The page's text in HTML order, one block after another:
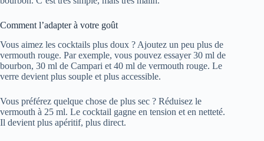
Comment l’adapter à votre goût
Vous aimez les cocktails plus doux ? Ajoutez un peu plus de
vermouth rouge. Par exemple, vous pouvez essayer 30 ml de
bourbon, 30 ml de Campari et 40 ml de vermouth rouge. Le
verre devient plus souple et plus accessible.
Vous préférez quelque chose de plus sec ? Réduisez le
vermouth à 25 ml. Le cocktail gagne en tension et en netteté.
Il devient plus apéritif, plus direct.